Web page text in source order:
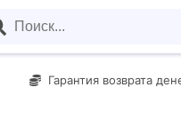
Гарантия возврата